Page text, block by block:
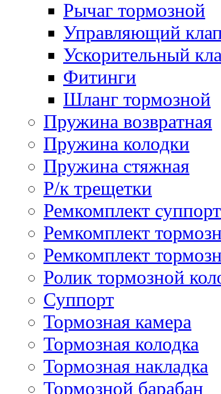
Рычаг тормозной
Управляющий
Ускорительный
Фитинги
Шланг тормозной
Пружина возвратная
Пружина колодки
Пружина стяжная
Р/к трещетки
Ремкомплект
Ремкомплект
Ремкомплект
Ролик тормозной
Суппорт
Тормозная камера
Тормозная колодка
Тормозная накладка
Тормозной барабан